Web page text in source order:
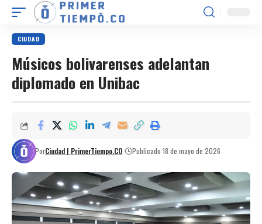
CIUDAD
Músicos bolivarenses adelantan
diplomado en Unibac
PorCiudad | PrimerTiempo.CO Publicado 18 de mayo de 2026